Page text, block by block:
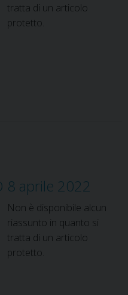
tratta di un articolo
protetto.
8 aprile 2022
Non è disponibile alcun
riassunto in quanto si
tratta di un articolo
protetto.